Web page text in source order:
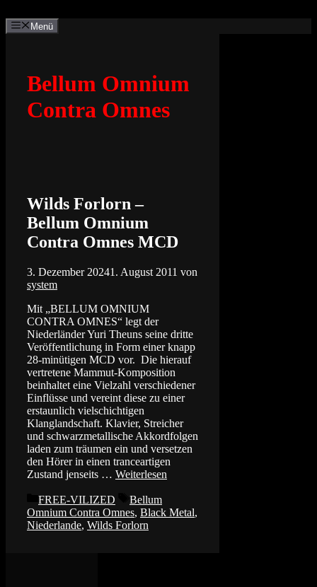
Inhalt
springen
Menü
Bellum Omnium
Contra Omnes
Wilds Forlorn –
Bellum Omnium
Contra Omnes MCD
3. Dezember 20241. August 2011 von
system
Mit „BELLUM OMNIUM
CONTRA OMNES“ legt der
Niederländer Yuri Theuns seine dritte
Veröffentlichung in Form einer knapp
28-minütigen MCD vor. Die hierauf
vertretene Mammut-Komposition
beinhaltet eine Vielzahl verschiedener
Einflüsse und vereint diese zu einer
erstaunlich vielschichtigen
Klanglandschaft. Klavier, Streicher
und schwarzmetallische Akkordfolgen
laden zum träumen ein und versetzen
den Hörer in einen tranceartigen
Zustand jenseits … Weiterlesen
Kategorien
FREE-VILIZED Schlagwörter
Bellum
Omnium Contra Omnes, Black Metal,
Niederlande, Wilds Forlorn